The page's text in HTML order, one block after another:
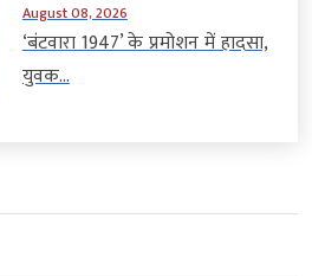
August 08, 2026
‘बंटवारा 1947’ के प्रमोशन में हादसा,
युवक...